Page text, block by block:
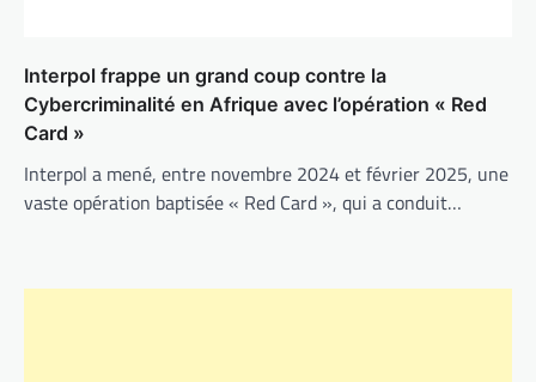
Interpol frappe un grand coup contre la
Cybercriminalité en Afrique avec l’opération « Red
Card »
Interpol a mené, entre novembre 2024 et février 2025, une
vaste opération baptisée « Red Card », qui a conduit…